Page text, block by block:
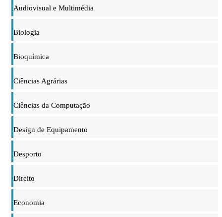
Audiovisual e Multimédia
Biologia
Bioquímica
Ciências Agrárias
Ciências da Computação
Design de Equipamento
Desporto
Direito
Economia